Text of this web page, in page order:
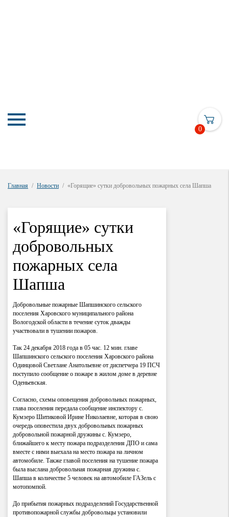
0
Главная Новости «Горящие» сутки добровольных пожарных села Шапша
«Горящие» сутки
добровольных
пожарных села
Шапша
Добровольные пожарные Шапшинского сельского
поселения Харовского муниципального района
Вологодской области в течение суток дважды
участвовали в тушении пожаров.
Так 24 декабря 2018 года в 05 час. 12 мин. главе
Шапшинского сельского поселения Харовского района
Одинцовой Светлане Анатольевне от диспетчера 19 ПСЧ
поступило сообщение о пожаре в жилом доме в деревне
Оденьевская.
Согласно, схемы оповещения добровольных пожарных,
глава поселения передала сообщение инспектору с.
Кумзеро Шитиковой Ирине Николаевне, которая в свою
очередь оповестила двух добровольных пожарных
добровольной пожарной дружины с. Кумзеро,
ближайшего к месту пожара подразделения ДПО и сама
вместе с ними выехала на место пожара на личном
автомобиле. Также главой поселения на тушение пожара
была выслана добровольная пожарная дружина с.
Шапша в количестве 5 человек на автомобиле ГАЗель с
мотопомпой.
До прибытия пожарных подразделений Государственной
противопожарной службы добровольцы установили